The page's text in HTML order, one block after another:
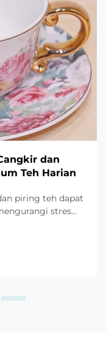
dan
Teh Harian
piring teh dapat
stres